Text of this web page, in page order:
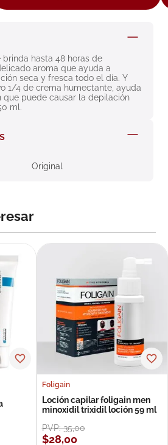
hasta 48 horas de
aroma que ayuda a
seca y fresca todo el día. Y
1/4 de crema humectante, ayuda
que puede causar la depilación
ml.
Original
Foligain
Loción capilar foligain men
minoxidil trixidil loción 59 ml
PVP:35,00
$28,00